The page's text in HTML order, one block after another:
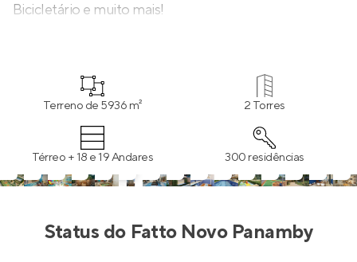
Bicicletário e muito mais!
Terreno de 5936 m² 2 Torres
Térreo + 18 e 19 Andares 300 residências
Status do Fatto Novo Panamby